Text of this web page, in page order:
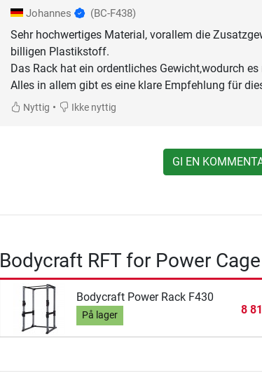
Johannes (BC-F438)
Sehr hochwertiges Material, vorallem die
billigen Plastikstoff.
Das Rack hat ein ordentliches Gewicht,wodurch
Alles in allem gibt es eine klare Empfehlung für
Nyttig • Ikke nyttig
GI EN
Bodycraft RFT for Power
Bodycraft Power Rack F430
På lager 8